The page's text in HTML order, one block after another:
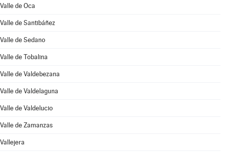
Valle de Oca
Valle de Santibáñez
Valle de Sedano
Valle de Tobalina
Valle de Valdebezana
Valle de Valdelaguna
Valle de Valdelucio
Valle de Zamanzas
Vallejera